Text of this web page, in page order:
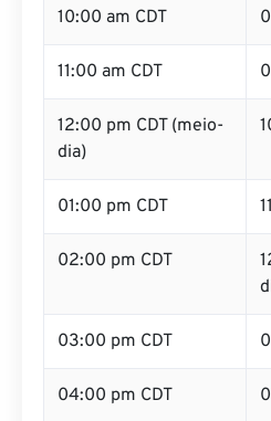
10:00 am CDT
11:00 am CDT
12:00 pm CDT (meio-
dia)
01:00 pm CDT
02:00 pm CDT
03:00 pm CDT
04:00 pm CDT